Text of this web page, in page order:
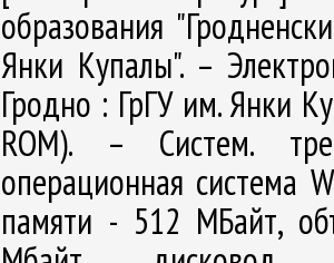
образования
Янки Купалы". –
Гродно : ГрГУ им. Янки
ROM). – Систем.
операционная система
памяти - 512 МБайт,